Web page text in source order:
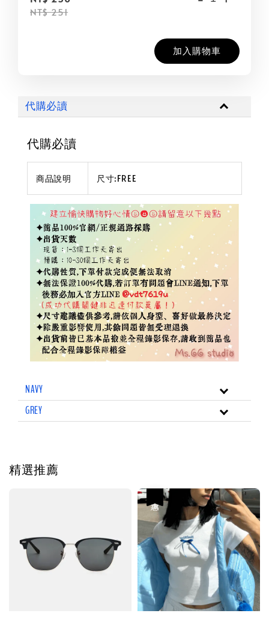
NT$ 251
加入購物車
代購必讀
代購必讀
商品說明 尺寸:FREE
NAVY
GREY
精選推薦